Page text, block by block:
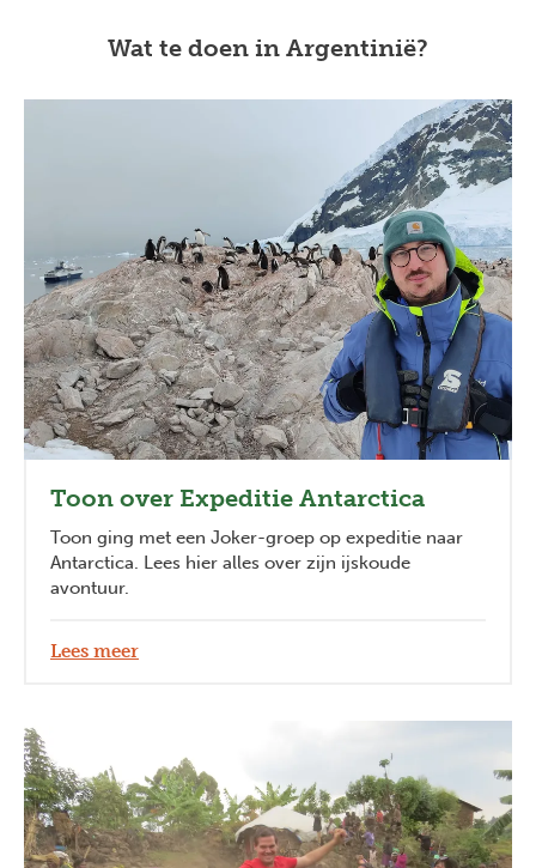
Wat te doen in Argentinië?
Toon over Expeditie Antarctica
Toon ging met een Joker-groep op expeditie naar
Antarctica. Lees hier alles over zijn ijskoude
avontuur.
Lees meer